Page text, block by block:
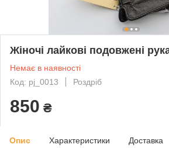
Жіночі лайкові подовжені
Немає в наявності
Код: pj_0013
Роздріб
850 ₴
Опис Характеристики Доставка